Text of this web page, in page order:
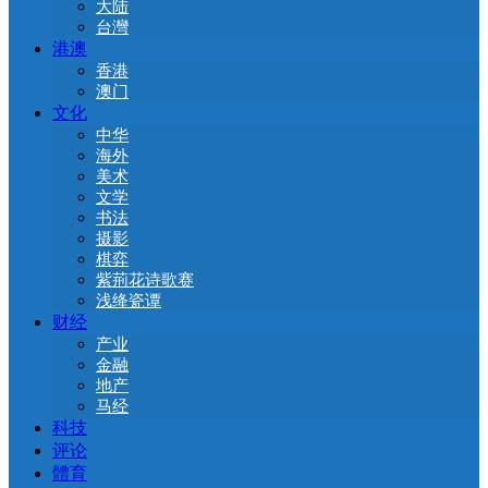
大陆
台灣
港澳
香港
澳门
文化
中华
海外
美术
文学
书法
摄影
棋弈
紫荊花诗歌赛
浅绛瓷谭
财经
产业
金融
地产
马经
科技
评论
體育